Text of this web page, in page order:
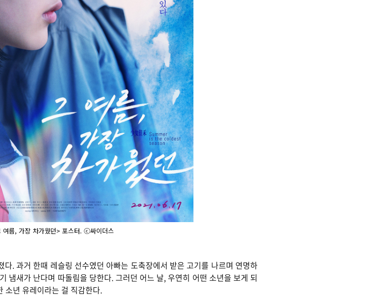
여름, 가장 차가웠던> 포스터. ⓒ싸이더스
. 과거 한때 레슬링 선수였던 아빠는 도축장에서 받은 고기를 나르며 연명하
냄새가 난다며 따돌림을 당한다. 그러던 어느 날, 우연히 어떤 소년을 보게 되
소년 유레이라는 걸 직감한다.